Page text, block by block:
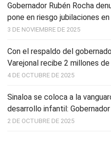
Gobernador Rubén Rocha
pone en riesgo jubilaciones en
3 DE NOVIEMBRE DE 2025
Con el respaldo del
Varejonal recibe 2 millones
4 DE OCTUBRE DE 2025
Sinaloa se coloca a la
desarrollo infantil:
2 DE OCTUBRE DE 2025